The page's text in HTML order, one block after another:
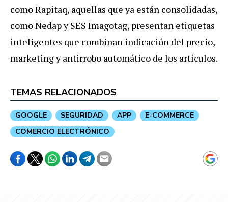
como Rapitaq, aquellas que ya están consolidadas,
como Nedap y SES Imagotag, presentan etiquetas
inteligentes que combinan indicación del precio,
marketing y antirrobo automático de los artículos.
TEMAS RELACIONADOS
GOOGLE SEGURIDAD APP
E-COMMERCE
COMERCIO ELECTRÓNICO